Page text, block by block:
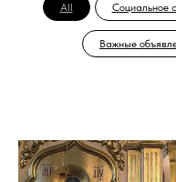
All Социальное
Важные